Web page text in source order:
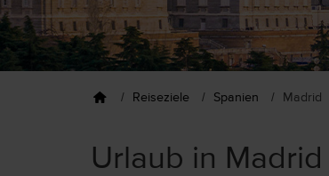
Reiseziele Spanien Madrid
Urlaub in Madrid